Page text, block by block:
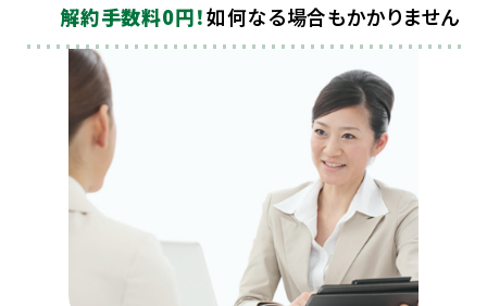
解約手数料0円！如何なる場合もかかりません